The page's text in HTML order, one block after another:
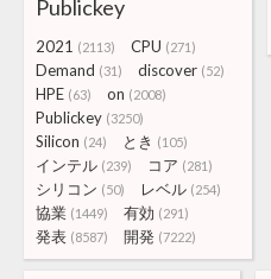
Publickey
2021 (2113) CPU (271)
Demand (31) discover (52)
HPE (63) on (2008)
Publickey (3250)
Silicon (24) とき (105)
インテル (239) コア (281)
シリコン (50) レベル (254)
協業 (1449) 有効 (291)
発表 (8587) 開発 (7222)